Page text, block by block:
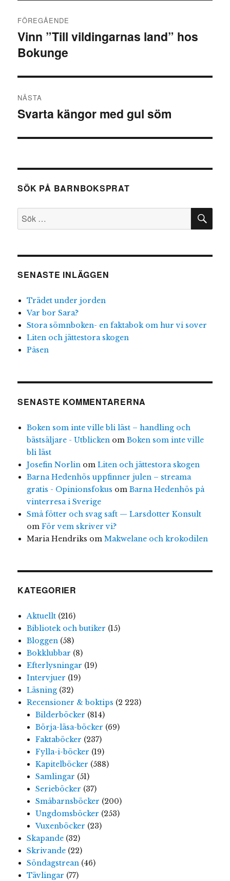
FÖREGÅENDE
Föregående
inlägg:
Vinn ”Till vildingarnas land” hos
Bokunge
NÄSTA
Nästa
Svarta kängor med gul söm
SÖK PÅ BARNBOKSPRAT
Sök
SENASTE INLÄGGEN
Trädet under jorden
Var bor Sara?
Stora sömnboken- en faktabok om hur vi sover
Liten och jättestora skogen
Påsen
SENASTE KOMMENTARERNA
Boken som inte ville bli läst – handling och
bästsäljare - Utblickenom Boken som inte ville
bli läst
Josefin Norlinom Liten och jättestora skogen
Barna Hedenhös uppfinner julen – streama
gratis - Opinionsfokus om Barna Hedenhös på
vinterresa i Sverige
Små fötter och svag saft — Larsdotter Konsult
om För vem skriver vi?
Maria Hendriks om Makwelane och krokodilen
KATEGORIER
Aktuellt(216)
Bibliotek och butiker (15)
Bloggen(58)
Bokklubbar (8)
Efterlysningar (19)
Intervjuer (19)
Läsning(32)
Recensioner & boktips (2 223)
Bilderböcker (814)
Börja-läsa-böcker (69)
Faktaböcker (237)
Fylla-i-böcker (19)
Kapitelböcker (588)
Samlingar (51)
Serieböcker (37)
Småbarnsböcker (200)
Ungdomsböcker (253)
Vuxenböcker (23)
Skapande(32)
Skrivande(22)
Söndagstrean(46)
Tävlingar (77)